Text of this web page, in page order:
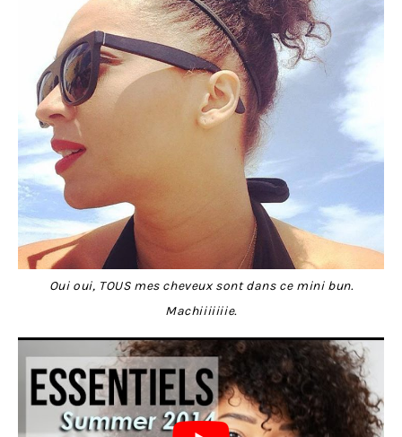
Oui oui, TOUS mes cheveux sont dans ce mini bun.
Machiiiiiiie.